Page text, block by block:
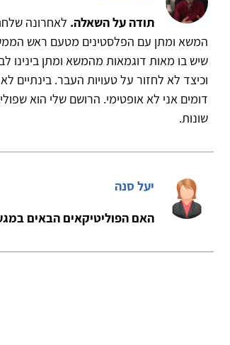
תודה על השאלה. לאחרונה
המשא ומתן עם הפלסטינים מטעם ראש
שיש בו מאות דוגמאות מהמשא ומתן בינינו
וכיצד לא לחזור על טעויות העבר. בינתיים
דומים אני לא אופטימי. הרושם שלי הוא
שונות.
יעל סנה
האם הפוליטיקאים הבאים